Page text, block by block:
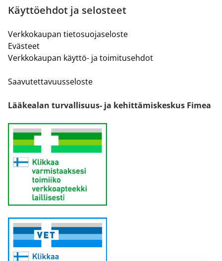
Käyttöehdot ja selosteet
Verkkokaupan tietosuojaseloste
Evästeet
Verkkokaupan käyttö- ja toimitusehdot
Saavutettavuusseloste
Lääkealan turvallisuus- ja kehittämiskeskus Fimea